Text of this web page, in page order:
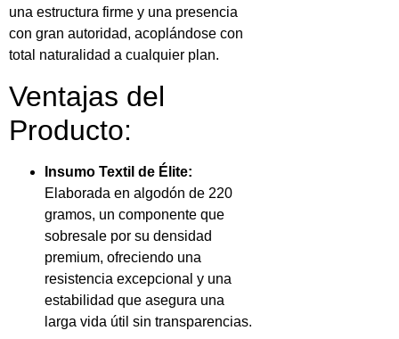
una estructura firme y una presencia
con gran autoridad, acoplándose con
total naturalidad a cualquier plan.
Ventajas del
Producto:
Insumo Textil de Élite:
Elaborada en algodón de 220
gramos, un componente que
sobresale por su densidad
premium, ofreciendo una
resistencia excepcional y una
estabilidad que asegura una
larga vida útil sin transparencias.